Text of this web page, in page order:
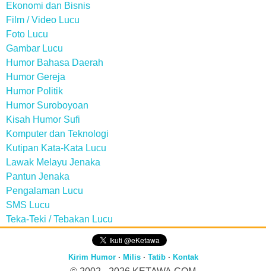
Ekonomi dan Bisnis
Film / Video Lucu
Foto Lucu
Gambar Lucu
Humor Bahasa Daerah
Humor Gereja
Humor Politik
Humor Suroboyoan
Kisah Humor Sufi
Komputer dan Teknologi
Kutipan Kata-Kata Lucu
Lawak Melayu Jenaka
Pantun Jenaka
Pengalaman Lucu
SMS Lucu
Teka-Teki / Tebakan Lucu
Kirim Humor· Milis· Tatib· Kontak